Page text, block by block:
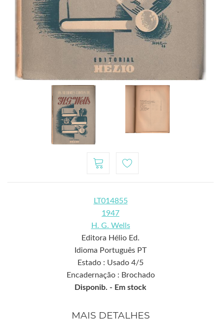
LT014855
1947
H. G. Wells
Editora Hélio Ed.
Idioma Português PT
Estado : Usado 4/5
Encadernação : Brochado
Disponib. - Em stock
MAIS DETALHES